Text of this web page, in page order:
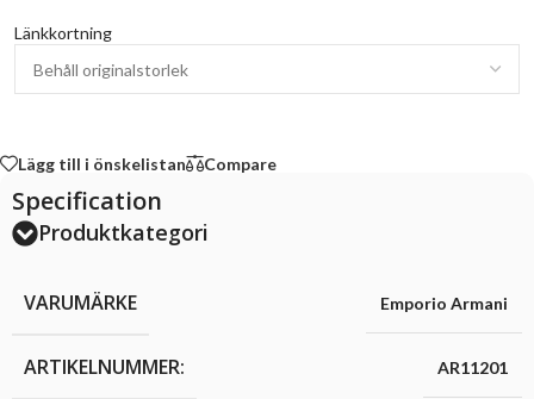
Länkkortning
Lägg till i önskelistan Compare
Specification
Produktkategori
VARUMÄRKE Emporio Armani
ARTIKELNUMMER: AR11201